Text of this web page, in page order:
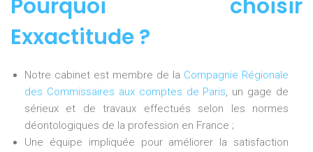
Pourquoi choisir
Exxactitude ?
Notre cabinet est membre de la Compagnie Régionale
des Commissaires aux comptes de Paris, un gage de
sérieux et de travaux effectués selon les normes
déontologiques de la profession en France ;
Une équipe impliquée pour améliorer la satisfaction